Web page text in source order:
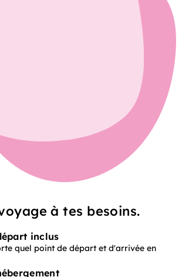
à tes besoins.
inclus
quel point de départ et d'arrivée en